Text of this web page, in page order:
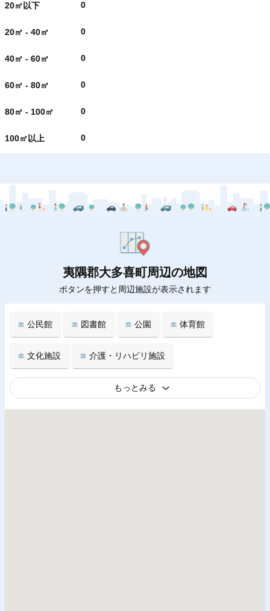
20㎡以下 0
20㎡ - 40㎡ 0
40㎡ - 60㎡ 0
60㎡ - 80㎡ 0
80㎡ - 100㎡ 0
100㎡以上 0
夷隅郡大多喜町周辺の地図
ボタンを押すと周辺施設が表示されます
公民館 図書館 公園 体育館
文化施設 介護・リハビリ施設
もっとみる